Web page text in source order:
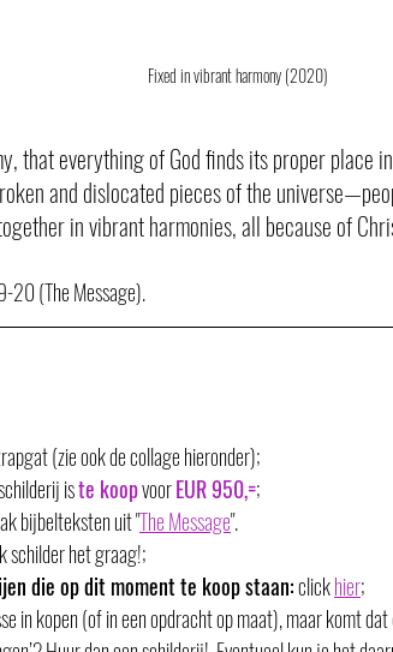
Fixed in vibrant harmony (2020)
that everything of God finds its proper place
and dislocated pieces of the
in vibrant harmonies, all because of
20 (The Message).
(zie ook de collage hieronder);
is te koop voor EUR 950,=;
bijbelteksten uit "The Message".
schilder het graag!;
die op dit moment te koop staan: click hier;
in kopen (of in een opdracht op maat), maar komt